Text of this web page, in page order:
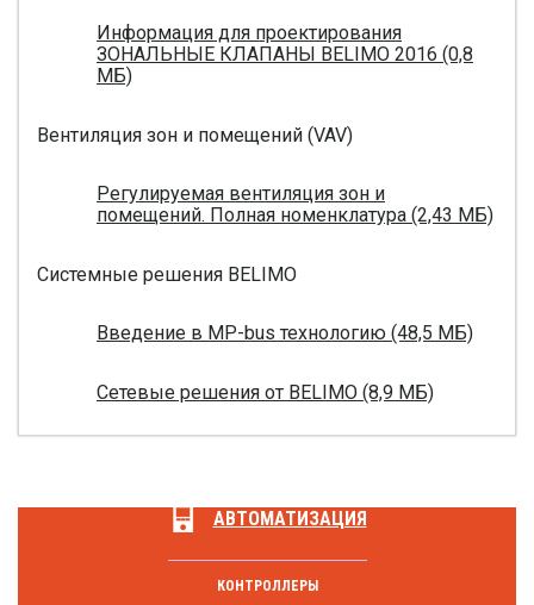
Информация для проектирования
ЗОНАЛЬНЫЕ КЛАПАНЫ BELIMO 2016 (0,8
МБ)
Вентиляция зон и помещений (VAV)
Регулируемая вентиляция зон и
помещений. Полная номенклатура (2,43 МБ)
Системные решения BELIMO
Введение в MP-bus технологию (48,5 МБ)
Сетевые решения от BELIMO (8,9 МБ)
АВТОМАТИЗАЦИЯ
КОНТРОЛЛЕРЫ